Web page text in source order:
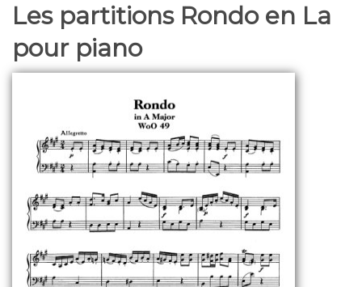
Les partitions Rondo en La
pour piano